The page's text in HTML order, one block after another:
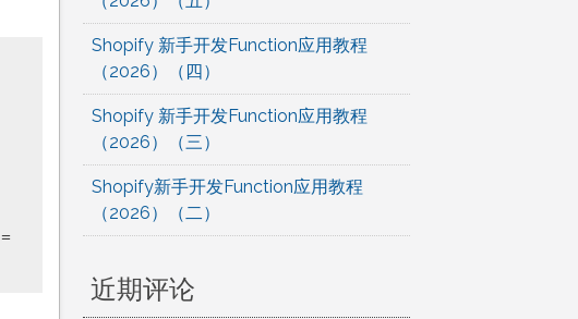
Shopify 新手开发Function应用教程
（2026）（四）
Shopify 新手开发Function应用教程
（2026）（三）
Shopify新手开发Function应用教程
（2026）（二）
近期评论